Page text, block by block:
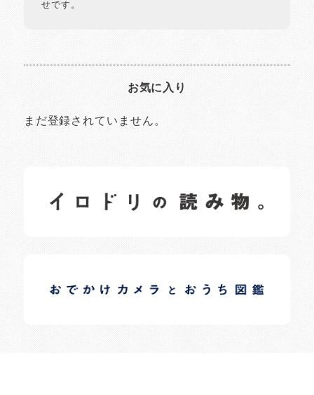
せです。
お気に入り
まだ登録されていません。
日常の様子など随時更新中です。
日常の様子など随時更新中です。